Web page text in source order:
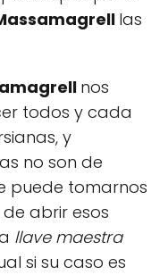
las
nos
todos y cada
y
no son de
puede tomarnos
abrir esos
llave maestra
si su caso es